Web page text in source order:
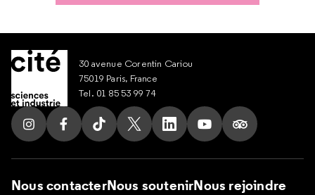
30 avenue Corentin Cariou
75019 Paris, France
Tel. 01 85 53 99 74
Suivez nous sur Instagram
Suivez nous sur Facebook
Suivez nous sur Tik Tok
Suivez nous sur X
Suivez nous sur LinkedIn
Suivez nous sur
Suivez nous
Nous contacterNous soutenirNous rejoindre